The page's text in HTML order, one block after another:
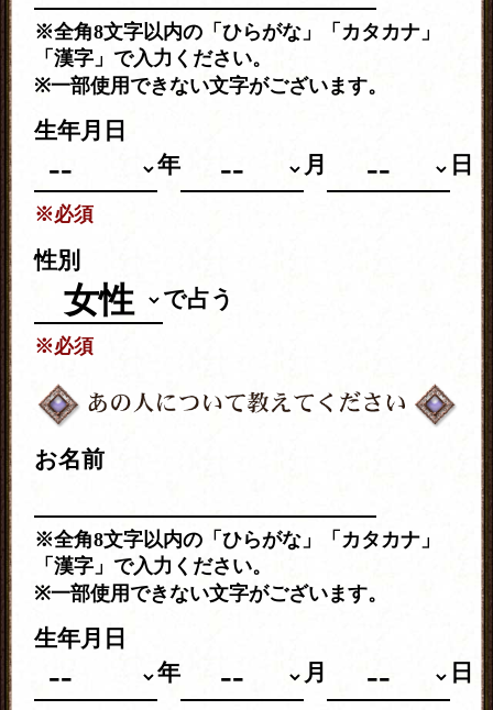
※全角8文字以内の「ひらがな」「カタカナ」
「漢字」で入力ください。
※一部使用できない文字がございます。
生年月日
年
月 日
※必須
性別
で占う
※必須
お名前
※全角8文字以内の「ひらがな」「カタカナ」
「漢字」で入力ください。
※一部使用できない文字がございます。
生年月日
年
月 日